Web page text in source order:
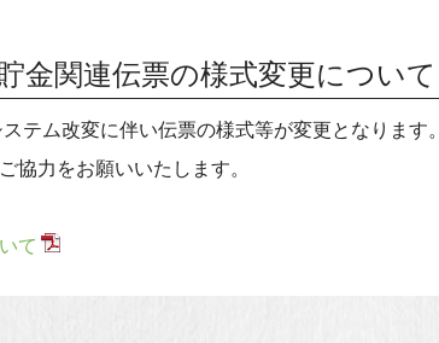
金関連伝票の様式変更について
テム改変に伴い伝票の様式等が変更となります。
協力をお願いいたします。
て